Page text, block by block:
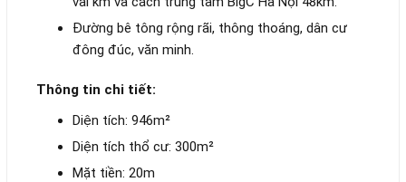
Đường bê tông rộng rãi, thông thoáng, dân cư
đông đúc, văn minh.
Thông tin chi tiết:
Diện tích: 946m²
Diện tích thổ cư: 300m²
Mặt tiền: 20m